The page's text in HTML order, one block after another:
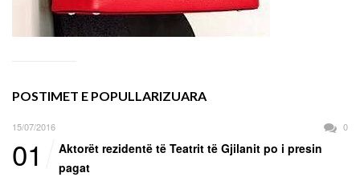
POSTIMET E POPULLARIZUARA
15/07/2016 0
01
Aktorët rezidentë të Teatrit të Gjilanit po i presin
pagat